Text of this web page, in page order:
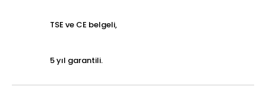
TSE ve CE belgeli,
5 yıl garantili.